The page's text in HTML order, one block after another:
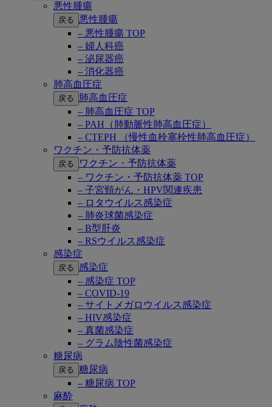
悪性腫瘍
戻る
悪性腫瘍
– 悪性腫瘍 TOP
– 婦人科癌
– 泌尿器癌
– 消化器癌
肺高血圧症
戻る
肺高血圧症
– 肺高血圧症 TOP
– PAH（肺動脈性肺高血圧症）
– CTEPH （慢性血栓塞栓性肺高血圧症）
ワクチン・予防抗体薬
戻る
ワクチン・予防抗体薬
– ワクチン・予防抗体薬 TOP
– 子宮頸がん・HPV関連疾患
– ロタウイルス感染症
– 肺炎球菌感染症
– B型肝炎
– RSウイルス感染症
感染症
戻る
感染症
– 感染症 TOP
– COVID-19
– サイトメガロウイルス感染症
– HIV感染症
– 真菌感染症
– グラム陰性菌感染症
糖尿病
戻る 糖尿病
– 糖尿病 TOP
麻酔